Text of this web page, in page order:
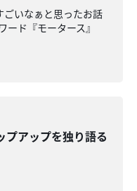
いなぁと思ったお話
ード『モータース』
アップを独り語る